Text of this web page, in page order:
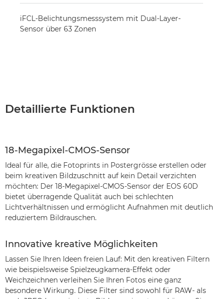
iFCL-Belichtungsmesssystem mit Dual-Layer-
Sensor über 63 Zonen
Detaillierte Funktionen
18-Megapixel-CMOS-Sensor
Ideal für alle, die Fotoprints in Postergrösse erstellen oder
beim kreativen Bildzuschnitt auf kein Detail verzichten
möchten: Der 18-Megapixel-CMOS-Sensor der EOS 60D
bietet überragende Qualität auch bei schlechten
Lichtverhältnissen und ermöglicht Aufnahmen mit deutlich
reduziertem Bildrauschen.
Innovative kreative Möglichkeiten
Lassen Sie Ihren Ideen freien Lauf: Mit den kreativen Filtern
wie beispielsweise Spielzeugkamera-Effekt oder
Weichzeichnen verleihen Sie Ihren Fotos eine ganz
besondere Wirkung. Diese Filter sind sowohl für RAW- als